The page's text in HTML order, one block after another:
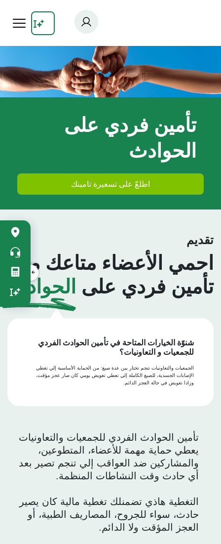
Accès
rapide
vertical
تأمين فردي على
الحوادث
اطلعّ على تسعيرة تامينك
تقديم
احمي الأعضاء متاعك مع
تأمين فردي على الحوادث
شنوّة الخيارات المتاحة في تأمين الحوادث الفردي
للجمعيات و التعاونيات؟
الجمعيات والتعاونيات تنجم تختار بين عدة صيغ: من الحماية الأساسية إلي تغطي
الإصابات الجسدية، للصيغ الكاملة إلي تعطي تعويض يومي كان صار عجز مؤقت،
وزادا تعويض في حالة العجز الدائم.
تأمين الحوادث الفردي للجمعيات والتعاونيات
يعطي حماية مهمة للأعضاء، المتطوعين،
والمشاركين ضد العواقب إلي تنجم تصير بعد
أي حادث وقت النشاطات المنظمة.
التغطية هاذي تضمنلك تغطية مالية كان يصير
حادث، سواء للجروح، المصاريف الطبية، أو
العجز المؤقت ولا الدائم.